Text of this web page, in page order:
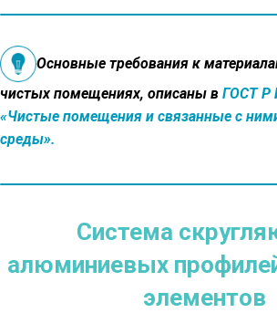
Основные требования к
чистых помещениях, описаны в ГОСТ Р
«Чистые помещения и связанные с
среды».
Система
алюминиевых
элементов